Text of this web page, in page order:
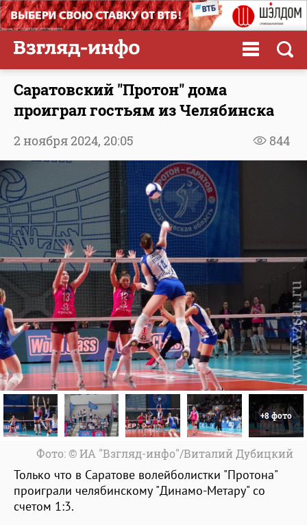
Саратовский "Протон" дома
проиграл гостьям из Челябинска
844
2 ноября 2024, 20:05
+8 фото
Фото: © ИА "Взгляд-инфо"/Виталий Дубицкий
Только что в Саратове волейболистки "Протона"
проиграли челябинскому "Динамо-Метару" со
счетом 1:3.